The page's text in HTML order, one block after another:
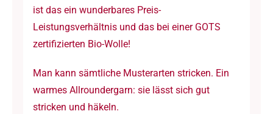
ist das ein wunderbares Preis-
Leistungsverhältnis und das bei einer GOTS
zertifizierten Bio-Wolle!
Man kann sämtliche Musterarten stricken. Ein
warmes Allroundergarn: sie lässt sich gut
stricken und häkeln.